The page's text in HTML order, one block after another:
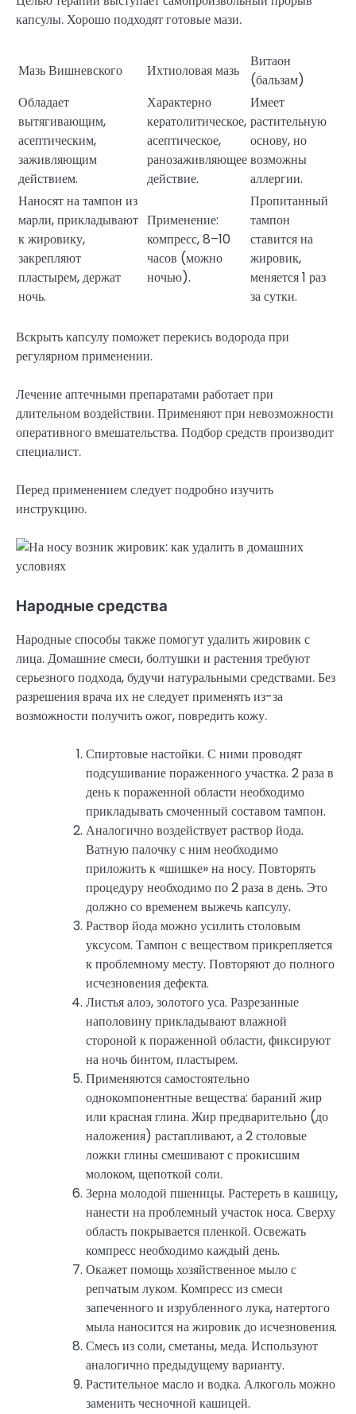
капсулы. Хорошо подходят готовые мази.
Мазь Вишневского Ихтиоловая мазь
Витаон
(бальзам)
Обладает
вытягивающим,
асептическим,
заживляющим
действием.
Характерно
кератолитическое,
асептическое,
ранозаживляющее
действие.
Имеет
растительную
основу, но
возможны
аллергии.
Наносят на тампон из
марли, прикладывают
к жировику,
закрепляют
пластырем, держат
ночь.
Применение:
компресс, 8–10
часов (можно
ночью).
Пропитанный
тампон
ставится на
жировик,
меняется 1 раз
за сутки.
Вскрыть капсулу поможет перекись водорода при
регулярном применении.
Лечение аптечными препаратами работает при
длительном воздействии. Применяют при невозможности
оперативного вмешательства. Подбор средств производит
специалист.
Перед применением следует подробно изучить
инструкцию.
Народные средства
Народные способы также помогут удалить жировик с
лица. Домашние смеси, болтушки и растения требуют
серьезного подхода, будучи натуральными средствами. Без
разрешения врача их не следует применять из-за
возможности получить ожог, повредить кожу.
Спиртовые настойки. С ними проводят
подсушивание пораженного участка. 2 раза в
день к пораженной области необходимо
прикладывать смоченный составом тампон.
Аналогично воздействует раствор йода.
Ватную палочку с ним необходимо
приложить к «шишке» на носу. Повторять
процедуру необходимо по 2 раза в день. Это
должно со временем выжечь капсулу.
Раствор йода можно усилить столовым
уксусом. Тампон с веществом прикрепляется
к проблемному месту. Повторяют до полного
исчезновения дефекта.
Листья алоэ, золотого уса. Разрезанные
наполовину прикладывают влажной
стороной к пораженной области, фиксируют
на ночь бинтом, пластырем.
Применяются самостоятельно
однокомпонентные вещества: бараний жир
или красная глина. Жир предварительно (до
наложения) растапливают, а 2 столовые
ложки глины смешивают с прокисшим
молоком, щепоткой соли.
Зерна молодой пшеницы. Растереть в кашицу,
нанести на проблемный участок носа. Сверху
область покрывается пленкой. Освежать
компресс необходимо каждый день.
Окажет помощь хозяйственное мыло с
репчатым луком. Компресс из смеси
запеченного и изрубленного лука, натертого
мыла наносится на жировик до исчезновения.
Смесь из соли, сметаны, меда. Используют
аналогично предыдущему варианту.
Растительное масло и водка. Алкоголь можно
заменить чесночной кашицей.